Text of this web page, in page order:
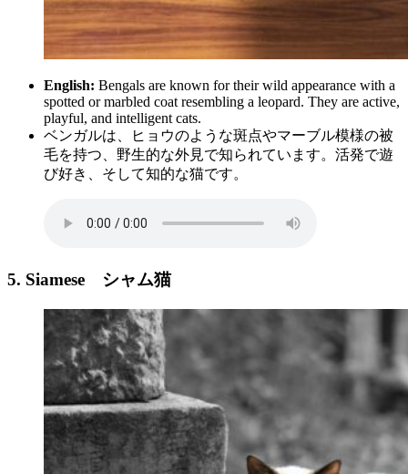
English: Bengals are known for their wild appearance with a
spotted or marbled coat resembling a leopard. They are active,
playful, and intelligent cats.
ベンガルは、ヒョウのような斑点やマーブル模様の被
毛を持つ、野生的な外見で知られています。活発で遊
び好き、そして知的な猫です。
5. Siamese シャム猫